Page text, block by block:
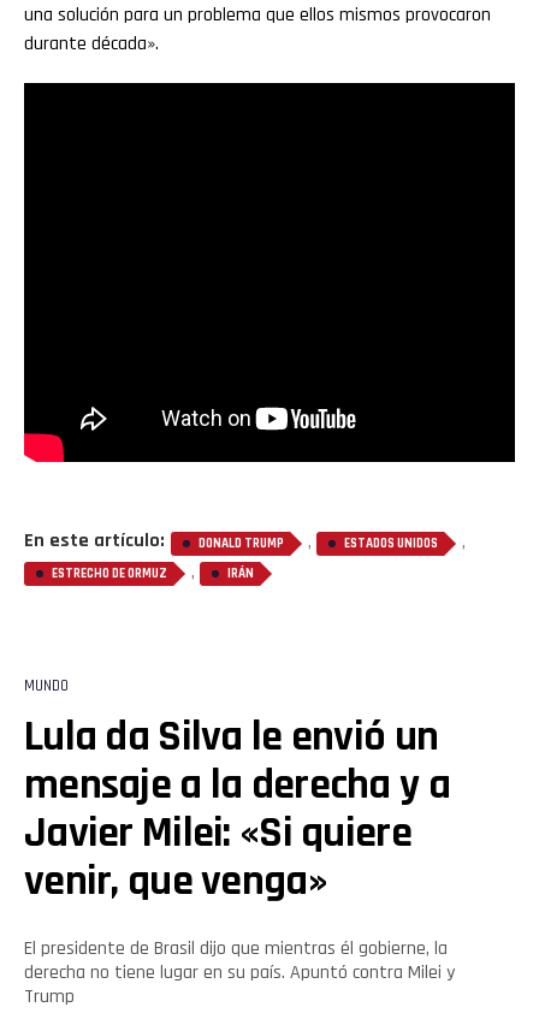
una solución para un problema que ellos mismos provocaron
durante década».
En este artículo: DONALD TRUMP , ESTADOS UNIDOS ,
ESTRECHO DE ORMUZ , IRÁN
MUNDO
Lula da Silva le envió un
mensaje a la derecha y a
Javier Milei: «Si quiere
venir, que venga»
El presidente de Brasil dijo que mientras él gobierne, la
derecha no tiene lugar en su país. Apuntó contra Milei y
Trump